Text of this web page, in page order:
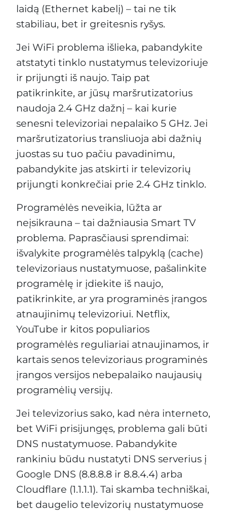
laidą (Ethernet kabelį) – tai ne tik
stabiliau, bet ir greitesnis ryšys.
Jei WiFi problema išlieka, pabandykite
atstatyti tinklo nustatymus televizoriuje
ir prijungti iš naujo. Taip pat
patikrinkite, ar jūsų maršrutizatorius
naudoja 2.4 GHz dažnį – kai kurie
senesni televizoriai nepalaiko 5 GHz. Jei
maršrutizatorius transliuoja abi dažnių
juostas su tuo pačiu pavadinimu,
pabandykite jas atskirti ir televizorių
prijungti konkrečiai prie 2.4 GHz tinklo.
Programėlės neveikia, lūžta ar
neįsikrauna – tai dažniausia Smart TV
problema. Paprasčiausi sprendimai:
išvalykite programėlės talpyklą (cache)
televizoriaus nustatymuose, pašalinkite
programėlę ir įdiekite iš naujo,
patikrinkite, ar yra programinės įrangos
atnaujinimų televizoriui. Netflix,
YouTube ir kitos populiarios
programėlės reguliariai atnaujinamos, ir
kartais senos televizoriaus programinės
įrangos versijos nebepalaiko naujausių
programėlių versijų.
Jei televizorius sako, kad nėra interneto,
bet WiFi prisijungęs, problema gali būti
DNS nustatymuose. Pabandykite
rankiniu būdu nustatyti DNS serverius į
Google DNS (8.8.8.8 ir 8.8.4.4) arba
Cloudflare (1.1.1.1). Tai skamba techniškai,
bet daugelio televizorių nustatymuose